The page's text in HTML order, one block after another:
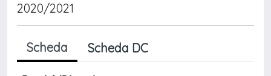
2020/2021
Scheda Scheda DC